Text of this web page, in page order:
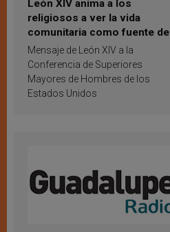
León XIV anima a los
religiosos a ver la vida
comunitaria como fuente de
inspiración y santificación
Mensaje de León XIV a la
Conferencia de Superiores
Mayores de Hombres de los
Estados Unidos